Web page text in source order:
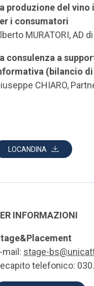
produzione del
i consumatori
MURATORI, AD
consulenza a
(bilancio
CHIARO,
LOCANDINA
INFORMAZIONI
mail: stage-
telefonico: